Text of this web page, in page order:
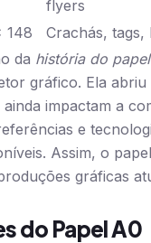
flyers
148
Crachás, tags,
da história do papel
gráfico. Ela
impactam a
e
Assim, o
gráficas
do Papel A0